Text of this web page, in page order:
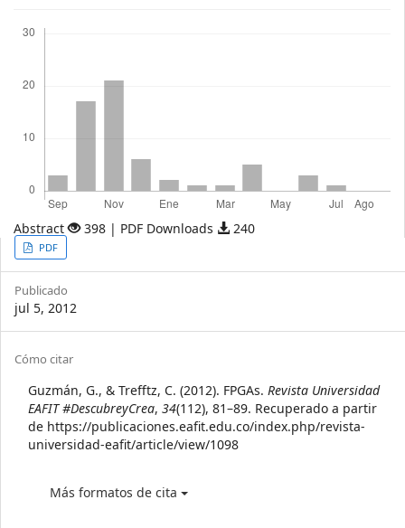
Abstract 398 | PDF Downloads 240
Article
Sidebar
PDF
Publicado
jul 5, 2012
Article
Details
Cómo citar
Guzmán, G., & Trefftz, C. (2012). FPGAs. Revista Universidad
EAFIT #DescubreyCrea, 34(112), 81–89. Recuperado a partir
de https://publicaciones.eafit.edu.co/index.php/revista-
universidad-eafit/article/view/1098
Más formatos de cita